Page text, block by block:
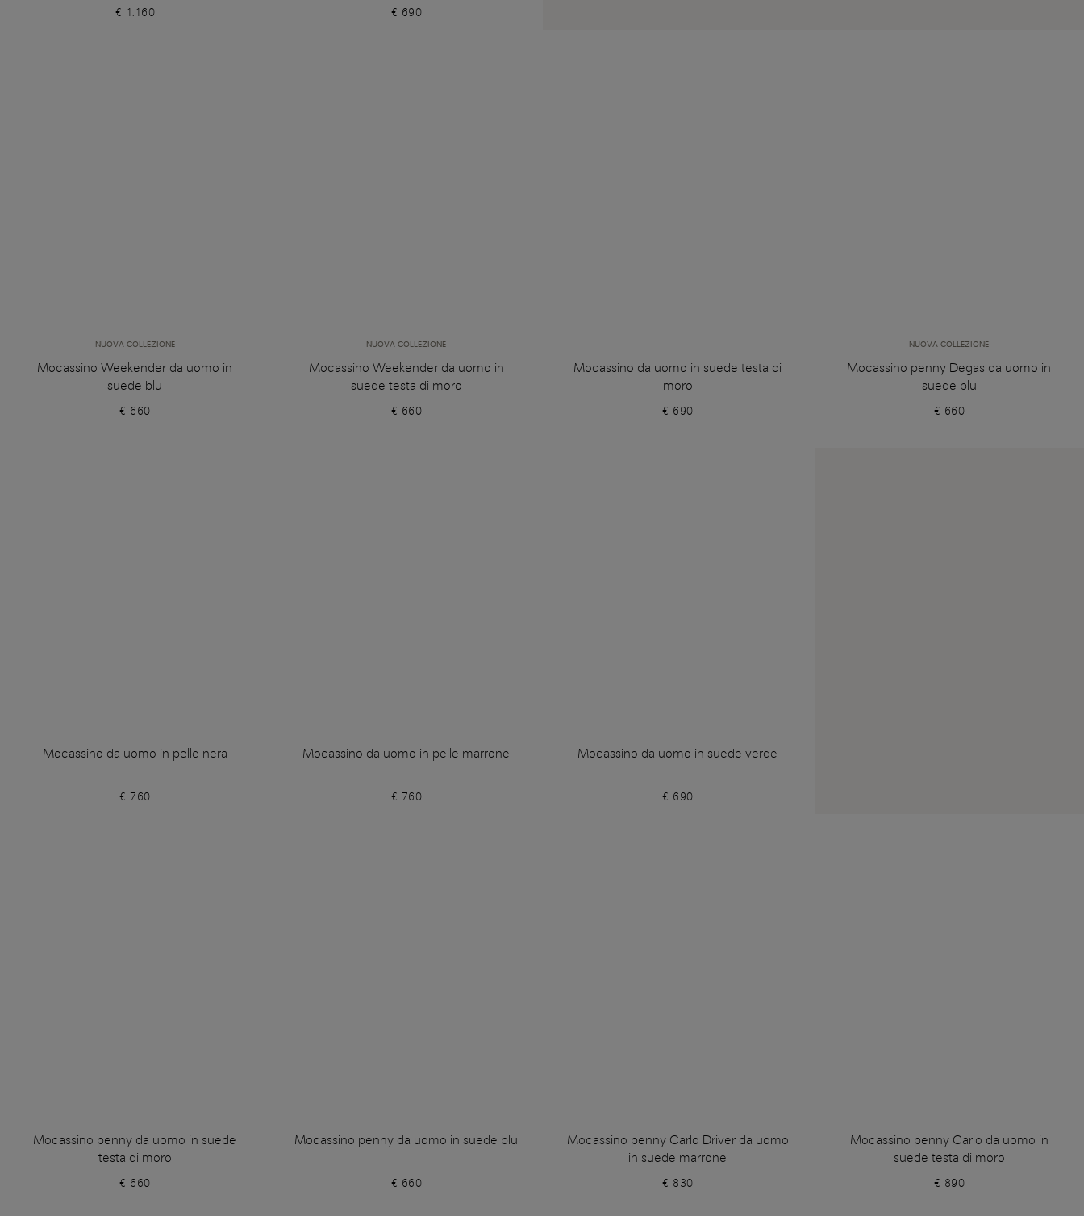
€ 1.160 € 690
NUOVA COLLEZIONE
Mocassino Weekender da uomo in
suede blu
€ 660
NUOVA COLLEZIONE
Mocassino Weekender da uomo in
suede testa di moro
€ 660
Mocassino da uomo in suede testa di
moro
€ 690
NUOVA COLLEZIONE
Mocassino penny Degas da uomo in
suede blu
€ 660
Mocassino da uomo in pelle nera
€ 760
Mocassino da uomo in pelle marrone
€ 760
Mocassino da uomo in suede verde
€ 690
Mocassino penny da uomo in suede
testa di moro
€ 660
Mocassino penny da uomo in suede blu
€ 660
Mocassino penny Carlo Driver da uomo
in suede marrone
€ 830
Mocassino penny Carlo da uomo in
suede testa di moro
€ 890